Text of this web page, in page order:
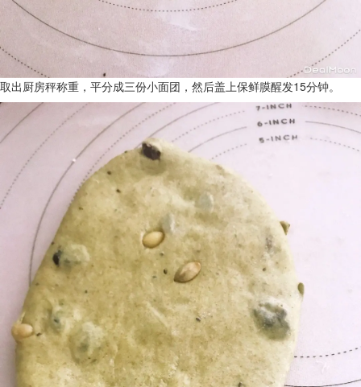
取出厨房秤称重，平分成三份小面团，然后盖上保鲜膜醒发15分钟。